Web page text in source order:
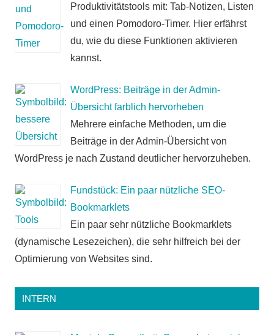
Produktivitätstools mit: Tab-Notizen, Listen
und einen Pomodoro-Timer. Hier erfährst
du, wie du diese Funktionen aktivieren
kannst.
WordPress: Beiträge in der Admin-
Übersicht farblich hervorheben
Mehrere einfache Methoden, um die
Beiträge in der Admin-Übersicht von
WordPress je nach Zustand deutlicher hervorzuheben.
Fundstück: Ein paar nützliche SEO-
Bookmarklets
Ein paar sehr nützliche Bookmarklets
(dynamische Lesezeichen), die sehr hilfreich bei der
Optimierung von Websites sind.
INTERN